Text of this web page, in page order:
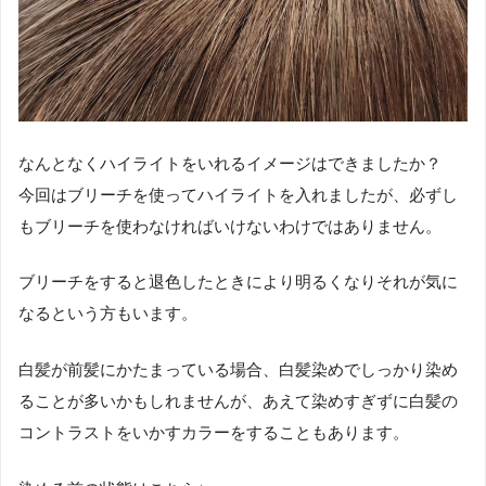
なんとなくハイライトをいれるイメージはできましたか？
今回はブリーチを使ってハイライトを入れましたが、必ずし
もブリーチを使わなければいけないわけではありません。
ブリーチをすると退色したときにより明るくなりそれが気に
なるという方もいます。
白髪が前髪にかたまっている場合、白髪染めでしっかり染め
ることが多いかもしれませんが、あえて染めすぎずに白髪の
コントラストをいかすカラーをすることもあります。